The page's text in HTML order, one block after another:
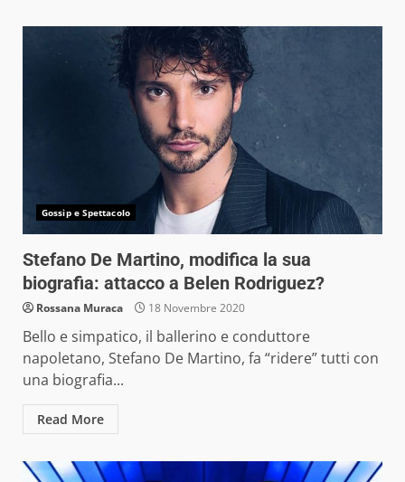
Gossip e Spettacolo
Stefano De Martino, modifica la sua
biografia: attacco a Belen Rodriguez?
Rossana Muraca 18 Novembre 2020
Bello e simpatico, il ballerino e conduttore
napoletano, Stefano De Martino, fa “ridere” tutti con
una biografia...
Read More